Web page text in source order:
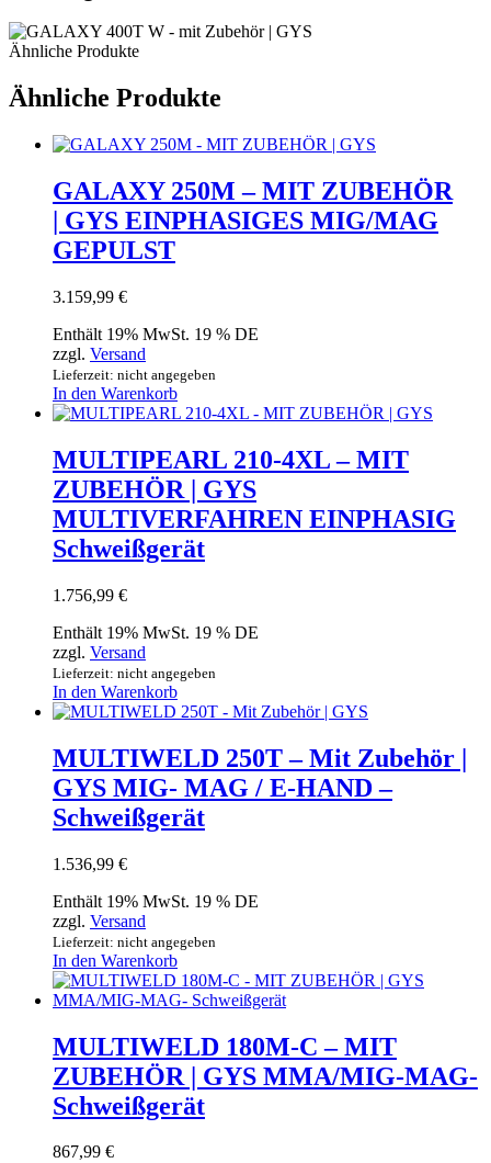
Ähnliche Produkte
Ähnliche Produkte
GALAXY 250M – MIT ZUBEHÖR
| GYS EINPHASIGES MIG/MAG
GEPULST
3.159,99 €
Enthält 19% MwSt. 19 % DE
zzgl. Versand
Lieferzeit: nicht angegeben
In den Warenkorb
MULTIPEARL 210-4XL – MIT
ZUBEHÖR | GYS
MULTIVERFAHREN EINPHASIG
Schweißgerät
1.756,99 €
Enthält 19% MwSt. 19 % DE
zzgl. Versand
Lieferzeit: nicht angegeben
In den Warenkorb
MULTIWELD 250T – Mit Zubehör |
GYS MIG- MAG / E-HAND –
Schweißgerät
1.536,99 €
Enthält 19% MwSt. 19 % DE
zzgl. Versand
Lieferzeit: nicht angegeben
In den Warenkorb
MULTIWELD 180M-C – MIT
ZUBEHÖR | GYS MMA/MIG-MAG-
Schweißgerät
867,99 €